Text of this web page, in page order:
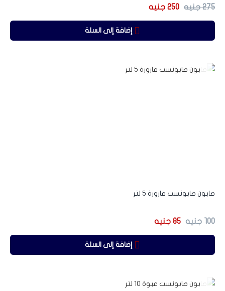
275 جنيه 250 جنيه
إضافة إلى السلة
صابون صابونست قارورة 5 لتر
100 جنيه 85 جنيه
إضافة إلى السلة